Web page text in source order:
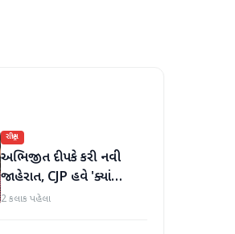
રાષ્ટ્રીય
અભિજીત દીપકે કરી નવી
જાહેરાત, CJP હવે 'ક્યાં
બોલતી પબ્લિક' અભિયાન શરૂ
2 કલાક પહેલા